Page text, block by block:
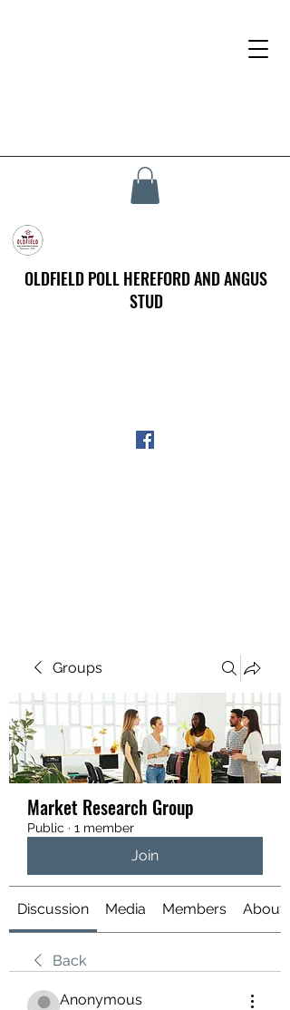
OLDFIELD POLL HEREFORD AND ANGUS
STUD
Groups
Market Research Group
Public · 1 member
Join
Discussion Media Members About
Back
Anonymous